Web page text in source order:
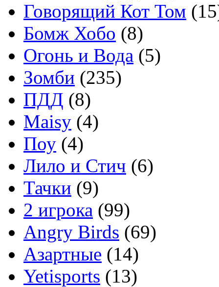
Говорящий Кот Том
Бомж Хобо (8)
Огонь и Вода (5)
Зомби (235)
ПДД (8)
Maisy (4)
Поу (4)
Лило и Стич (6)
Тачки (9)
2 игрока (99)
Angry Birds (69)
Азартные (14)
Yetisports (13)